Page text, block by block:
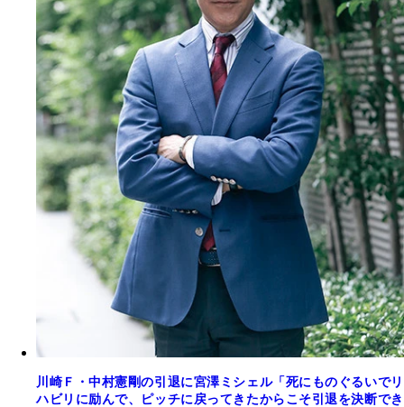
川崎Ｆ・中村憲剛の引退に宮澤ミシェル「死にものぐるいでリ
ハビリに励んで、ピッチに戻ってきたからこそ引退を決断でき